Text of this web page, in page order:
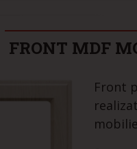
FRONT MDF
Front